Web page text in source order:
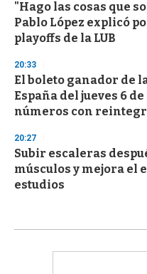
"Hago las cosas que
Pablo López explicó
playoffs de la LUB
20:33
El boleto ganador de
España del jueves 6
números con
20:27
Subir escaleras
músculos y mejora el
estudios